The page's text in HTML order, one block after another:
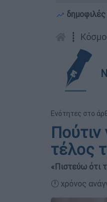
┋
Ενότητες στο
Πούτιν
τέλος
«Πιστεύω ότι
🕛 χρόνος